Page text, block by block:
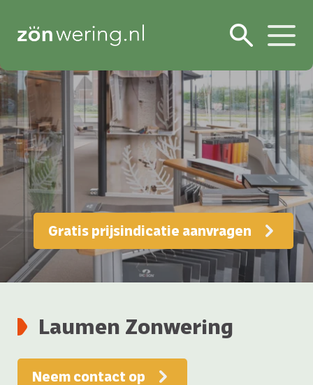
Gratis prijsindicatie aanvragen
Laumen Zonwering
Neem contact op